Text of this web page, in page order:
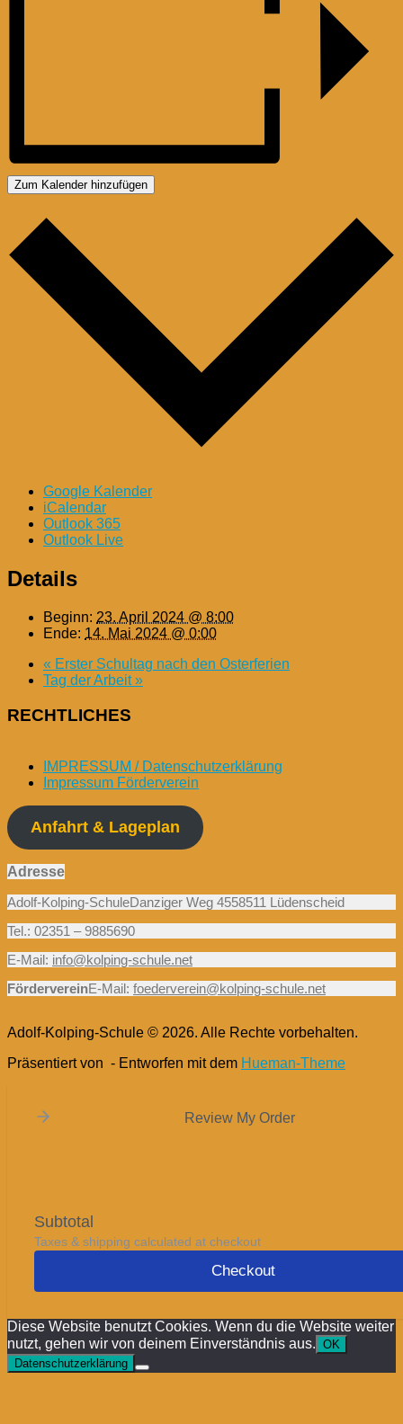
Zum Kalender hinzufügen
Google Kalender
iCalendar
Outlook 365
Outlook Live
Details
Beginn: 23. April 2024 @ 8:00
Ende: 14. Mai 2024 @ 0:00
« Erster Schultag nach den Osterferien
Tag der Arbeit»
RECHTLICHES
IMPRESSUM / Datenschutzerklärung
Impressum Förderverein
Anfahrt & Lageplan
Adresse
Adolf-Kolping-SchuleDanziger Weg 4558511 Lüdenscheid
Tel.: 02351 – 9885690
E-Mail: info@kolping-schule.net
FördervereinE-Mail: foederverein@kolping-schule.net
Adolf-Kolping-Schule © 2026. Alle Rechte vorbehalten.
Präsentiert von - Entworfen mit dem Hueman-Theme
Review My Order
Subtotal
Taxes & shipping calculated at checkout
Checkout
Diese Website benutzt Cookies. Wenn du die Website weiter
nutzt, gehen wir von deinem Einverständnis aus. OK
Datenschutzerklärung